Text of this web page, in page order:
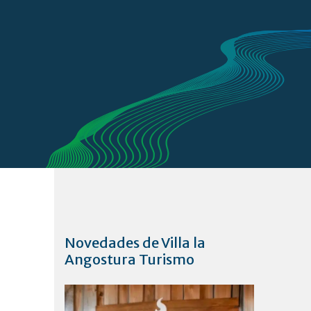
Novedades de Villa la
Angostura Turismo